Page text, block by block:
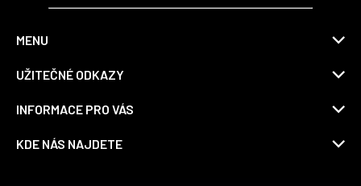
MENU
UŽITEČNÉ ODKAZY
INFORMACE PRO VÁS
KDE NÁS NAJDETE